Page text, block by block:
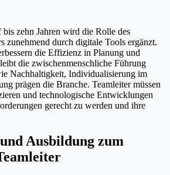
zehn Jahren wird die Rolle des
zunehmend durch digitale Tools ergänzt.
die Effizienz in Planung und
die zwischenmenschliche Führung
Nachhaltigkeit, Individualisierung im
prägen die Branche. Teamleiter müssen
und technologische Entwicklungen
gerecht zu werden und ihre
Ausbildung zum